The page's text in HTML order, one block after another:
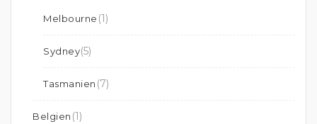
Melbourne (1)
Sydney(5)
Tasmanien (7)
Belgien (1)